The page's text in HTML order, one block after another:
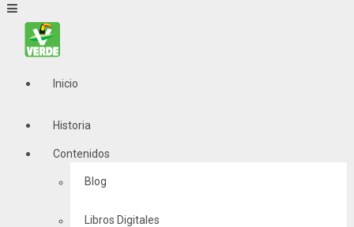
Inicio
Historia
Contenidos
Blog
Libros Digitales